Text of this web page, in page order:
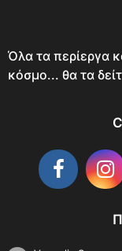
Όλα τα περίεργα
κόσμο... θα τα